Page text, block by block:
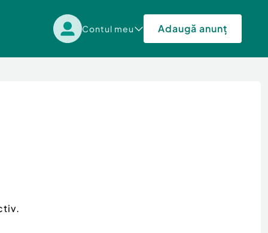
Contul meu Adaugă anunț